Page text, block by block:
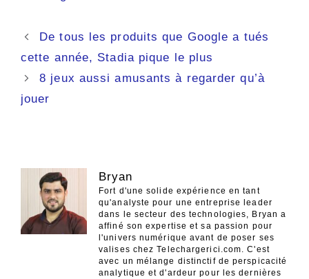
Navigation
des
De tous les produits que Google a tués
cette année, Stadia pique le plus
8 jeux aussi amusants à regarder qu’à
jouer
Bryan
Fort d'une solide expérience en tant
qu'analyste pour une entreprise leader
dans le secteur des technologies, Bryan a
affiné son expertise et sa passion pour
l'univers numérique avant de poser ses
valises chez Telechargerici.com. C'est
avec un mélange distinctif de perspicacité
analytique et d'ardeur pour les dernières